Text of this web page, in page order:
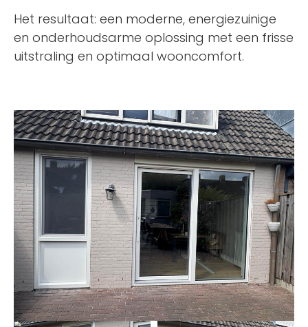
Het resultaat: een moderne, energiezuinige
en onderhoudsarme oplossing met een frisse
uitstraling en optimaal wooncomfort.